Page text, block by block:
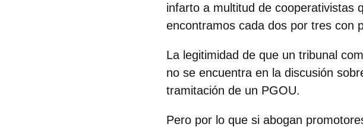
infarto a multitud de cooperativistas
encontramos cada dos por tres con
La legitimidad de que un tribunal
no se encuentra en la discusión
tramitación de un PGOU.
Pero por lo que si abogan